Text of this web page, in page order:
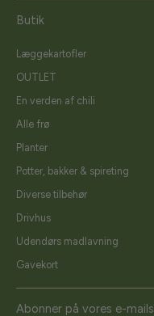
Butik
Læggekartofler
OUTLET
En verden af chili
Alle frø
Planter
Potter, bakker & spireting
Diverse tilbehør
Drivhus
Udendørs madlavning
Gavekort
Abonner på vores e-mails